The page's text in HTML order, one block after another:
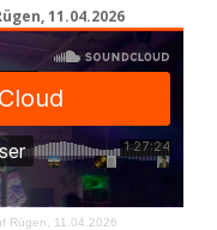
11.04.2026
Rügen, 11.04.2026